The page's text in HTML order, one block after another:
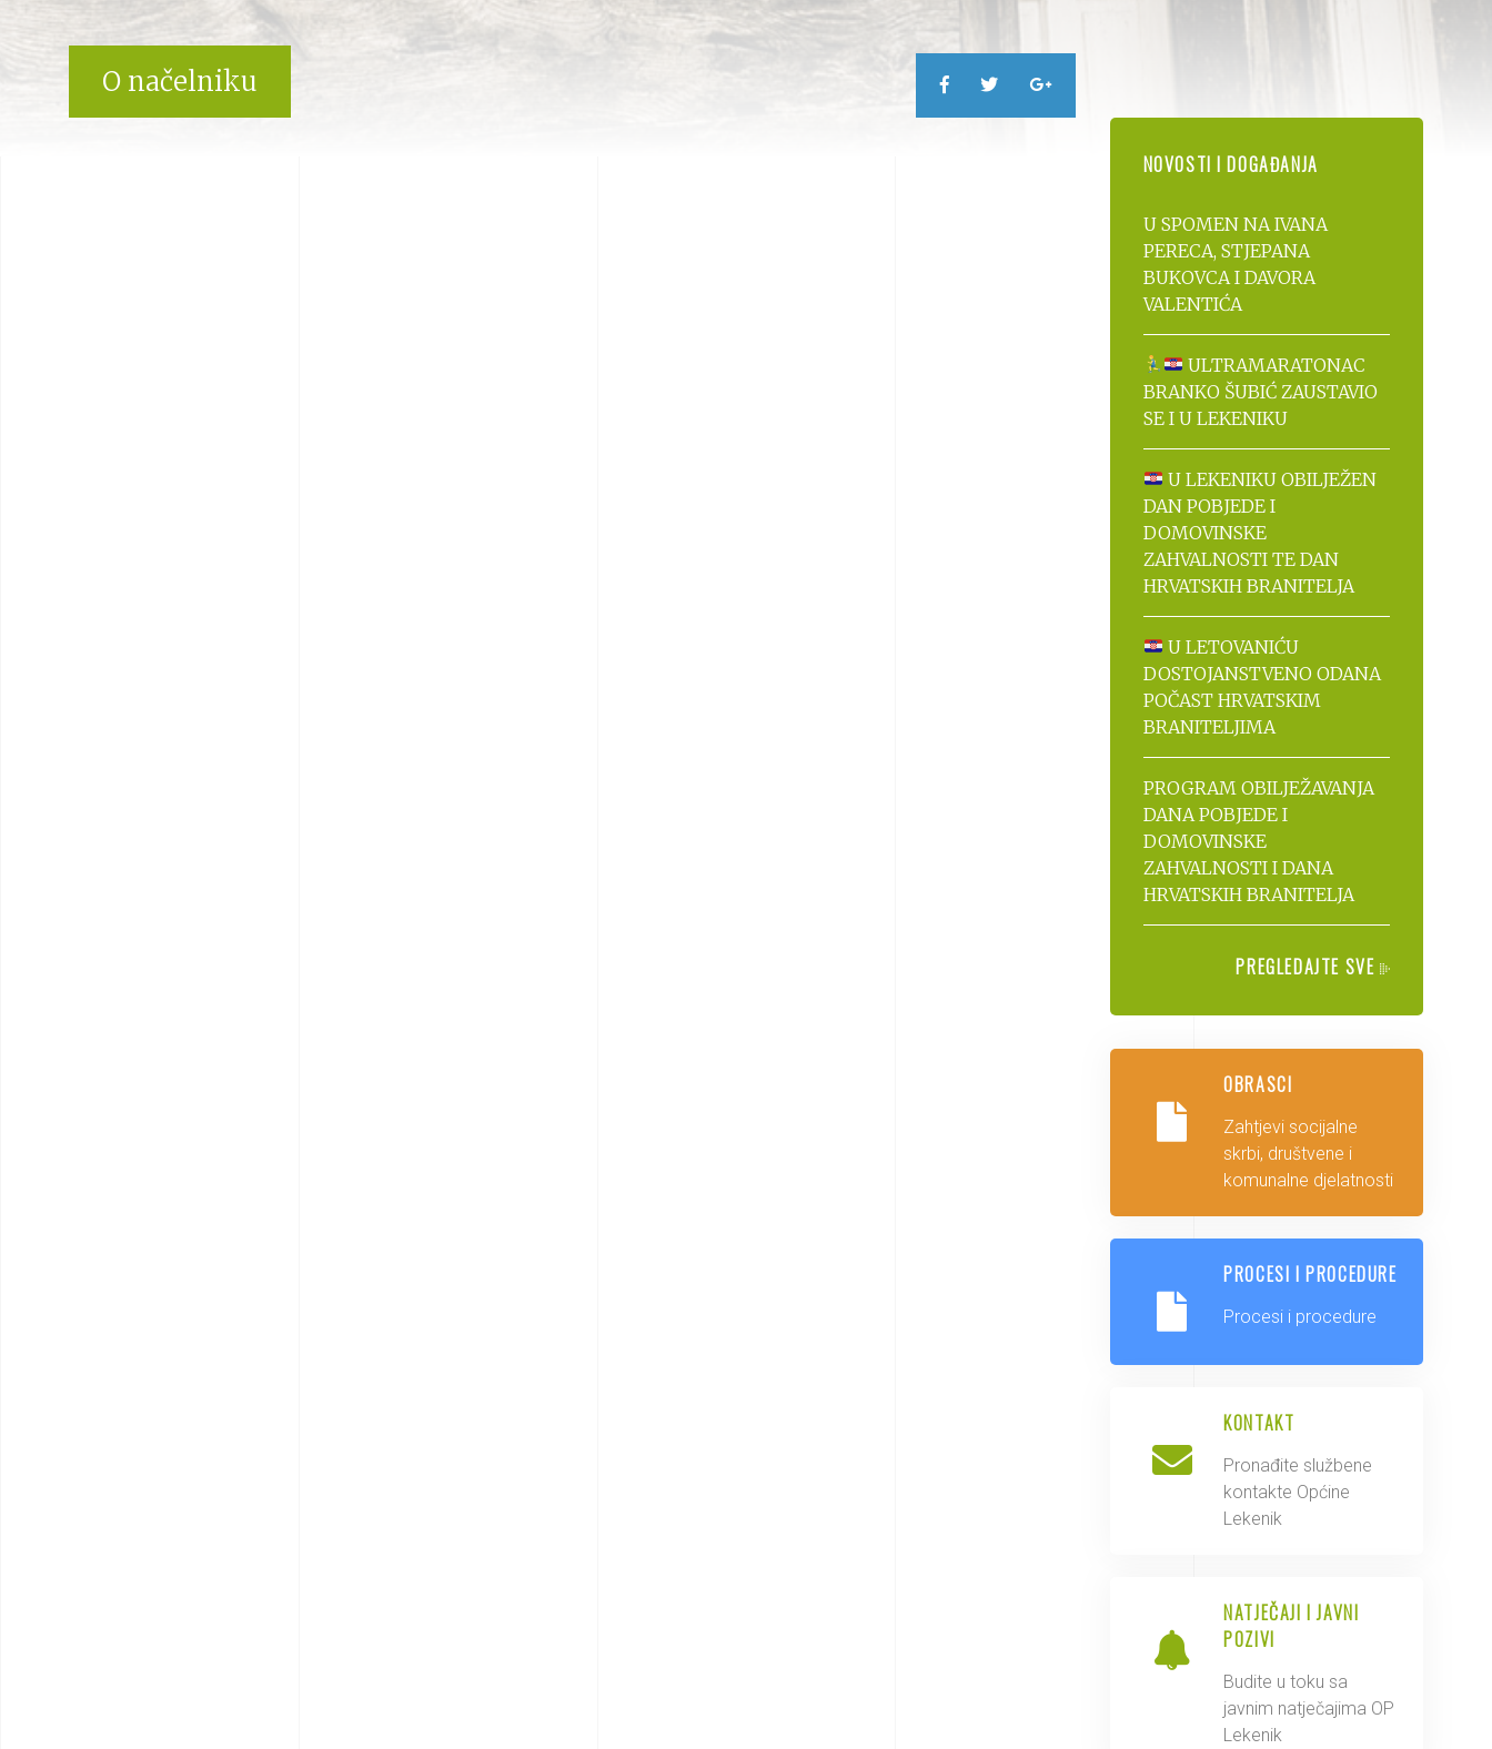
O načelniku
NOVOSTI I DOGAĐANJA
U SPOMEN NA IVANA
PERECA, STJEPANA
BUKOVCA I DAVORA
VALENTIĆA
ULTRAMARATONAC
BRANKO ŠUBIĆ ZAUSTAVIO
SE I U LEKENIKU
U LEKENIKU OBILJEŽEN
DAN POBJEDE I
DOMOVINSKE
ZAHVALNOSTI TE DAN
HRVATSKIH BRANITELJA
U LETOVANIĆU
DOSTOJANSTVENO ODANA
POČAST HRVATSKIM
BRANITELJIMA
PROGRAM OBILJEŽAVANJA
DANA POBJEDE I
DOMOVINSKE
ZAHVALNOSTI I DANA
HRVATSKIH BRANITELJA
PREGLEDAJTE SVE
OBRASCI
Zahtjevi socijalne
skrbi, društvene i
komunalne djelatnosti
PROCESI I PROCEDURE
Procesi i procedure
KONTAKT
Pronađite službene
kontakte Općine
Lekenik
NATJEČAJI I JAVNI
POZIVI
Budite u toku sa
javnim natječajima OP
Lekenik